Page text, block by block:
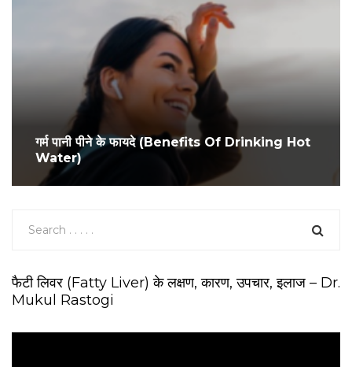
गर्म पानी पीने के फायदे (Benefits Of Drinking Hot
Water)
फैटी लिवर (Fatty Liver) के लक्षण, कारण, उपचार, इलाज – Dr.
Mukul Rastogi